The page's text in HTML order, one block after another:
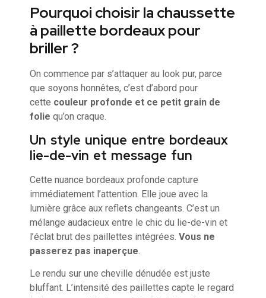
Pourquoi choisir la chaussette
à paillette bordeaux pour
briller ?
On commence par s’attaquer au look pur, parce
que soyons honnêtes, c’est d’abord pour
cette couleur profonde et ce petit grain de
folie qu’on craque.
Un style unique entre bordeaux
lie-de-vin et message fun
Cette nuance bordeaux profonde capture
immédiatement l’attention. Elle joue avec la
lumière grâce aux reflets changeants. C’est un
mélange audacieux entre le chic du lie-de-vin et
l’éclat brut des paillettes intégrées. Vous ne
passerez pas inaperçue.
Le rendu sur une cheville dénudée est juste
bluffant. L’intensité des paillettes capte le regard